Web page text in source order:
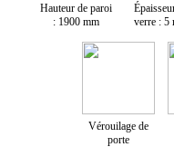
Hauteur de paroi
: 1900 mm
verre : 5
Vérouilage de
porte